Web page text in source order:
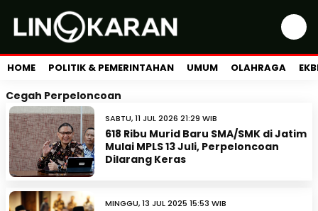
HOME POLITIK & PEMERINTAHAN UMUM OLAHRAGA
Cegah Perpeloncoan
SABTU, 11 JUL 2026 21:29 WIB
618 Ribu Murid Baru SMA/SMK di Jatim
Mulai MPLS 13 Juli, Perpeloncoan
Dilarang Keras
MINGGU, 13 JUL 2025 15:53 WIB